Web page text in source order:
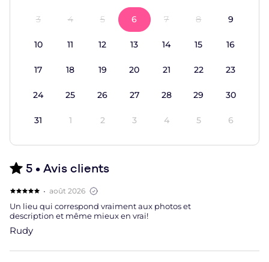
3 4 5 6 7 8 9
10 11 12 13 14 15 16
17 18 19 20 21 22 23
24 25 26 27 28 29 30
31 1 2 3 4 5 6
5 • Avis clients
Évaluation 5 étoiles
,· août 2026
Un lieu qui correspond vraiment aux photos et
description et même mieux en vrai!
Rudy